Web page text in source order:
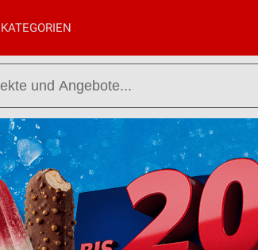
KATEGORIEN